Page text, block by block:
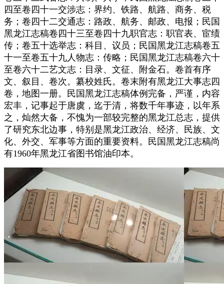
四至卷四十一交涉志：界约、铁路、航路、商务、税
务；卷四十二交通志：路政、航务、邮政、电报；民国
黑龙江志稿卷四十三至卷四十九职官志：职官表、宦绩
传；卷五十选举志：科目、议员；民国黑龙江志稿卷五
十一至卷五十九人物志：传略；民国黑龙江志稿卷六十
至卷六十二艺文志：目录、文征、附金石。卷首有序
文、叙目、卷次。纂校姓氏。卷末附有黑龙江大事志四
卷，地图一册。民国黑龙江志稿体例完备，严谨，内容
宏丰，记事起于唐虞，迄于清，将数千年事迹，以年系
之，灿然大备，不愧为一部较完整的黑龙江总志，提供
了研究东北边事，特别是黑龙江政治、经济、民族、文
化、外交、军事等方面的重要资料。民国黑龙江志稿尚
有1960年黑龙江省图书馆油印本。